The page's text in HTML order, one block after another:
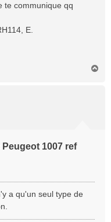
te communique qq
E.
1007 ref
a qu'un seul type de